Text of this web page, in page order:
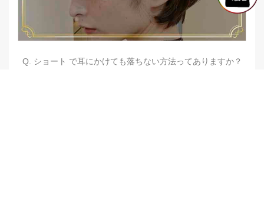
Q. ショート で耳にかけても落ちない方法ってありますか？